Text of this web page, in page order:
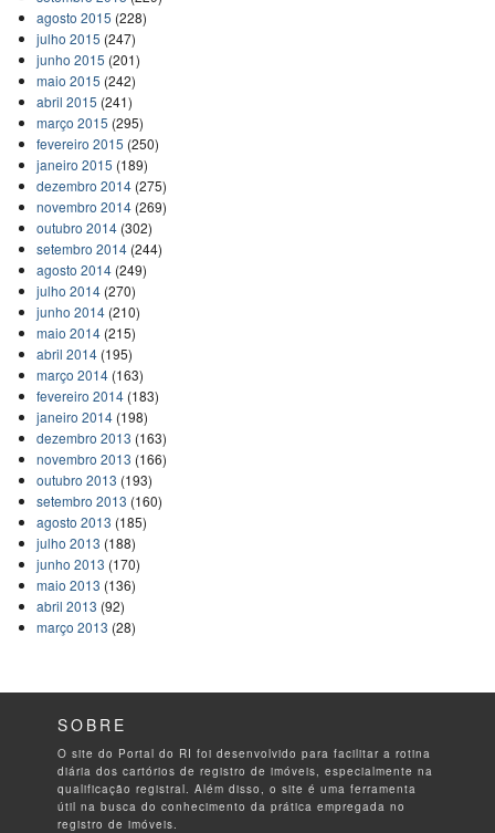
agosto 2015 (228)
julho 2015 (247)
junho 2015 (201)
maio 2015 (242)
abril 2015 (241)
março 2015 (295)
fevereiro 2015 (250)
janeiro 2015 (189)
dezembro 2014(275)
novembro 2014(269)
outubro 2014(302)
setembro 2014(244)
agosto 2014(249)
julho 2014(270)
junho 2014(210)
maio 2014(215)
abril 2014(195)
março 2014(163)
fevereiro 2014(183)
janeiro 2014(198)
dezembro 2013 (163)
novembro 2013 (166)
outubro 2013 (193)
setembro 2013 (160)
agosto 2013 (185)
julho 2013 (188)
junho 2013 (170)
maio 2013 (136)
abril 2013 (92)
março 2013 (28)
SOBRE
O site do Portal do RI foi desenvolvido para facilitar a rotina
diária dos cartórios de registro de imóveis, especialmente na
qualificação registral. Além disso, o site é uma ferramenta
útil na busca do conhecimento da prática empregada no
registro de imóveis.